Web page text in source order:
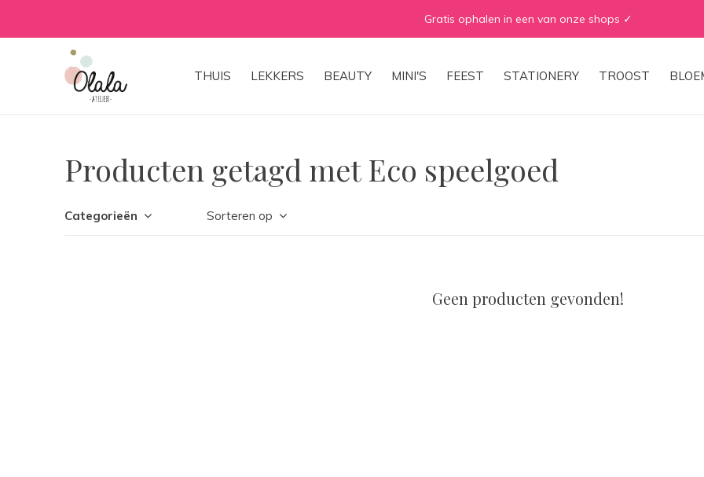
THUIS LEKKERS BEAUTY MINI'S FEEST STATIONERY TROOST
Gratis ophalen in een van onze shops ✓
Producten getagd met Eco speelgoed
Categorieën Sorteren op
Geen producten gevonden!